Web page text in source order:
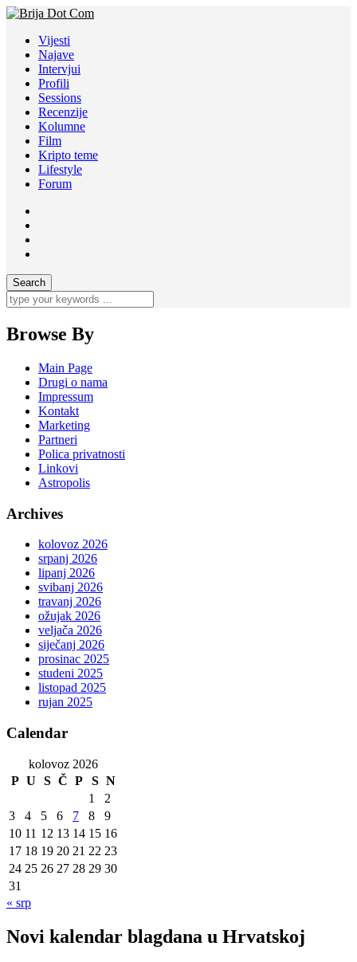
Vijesti
Najave
Intervjui
Profili
Sessions
Recenzije
Kolumne
Film
Kripto teme
Lifestyle
Forum
Browse By
Main Page
Drugi o nama
Impressum
Kontakt
Marketing
Partneri
Polica privatnosti
Linkovi
Astropolis
Archives
kolovoz 2026
srpanj 2026
lipanj 2026
svibanj 2026
travanj 2026
ožujak 2026
veljača 2026
siječanj 2026
prosinac 2025
studeni 2025
listopad 2025
rujan 2025
Calendar
kolovoz 2026
P U S Č P S N
1
2
3
4 5 6 7 8
9
10 11 12 13 14 15 16
17 18 19 20 21 22 23
24 25 26 27 28 29 30
31
« srp
Novi kalendar blagdana u Hrvatskoj